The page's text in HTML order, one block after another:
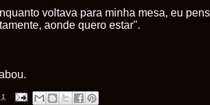
voltava para minha mesa, eu
aonde quero estar".